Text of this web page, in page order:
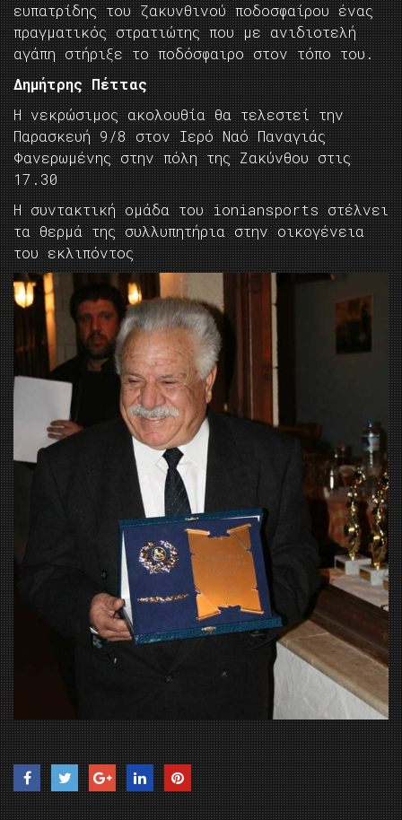
ευπατρίδης του ζακυνθινού ποδοσφαίρου ένας
πραγματικός στρατιώτης που με ανιδιοτελή
αγάπη στήριξε το ποδόσφαιρο στον τόπο του.
Δημήτρης Πέττας
H νεκρώσιμος ακολουθία θα τελεστεί την
Παρασκευή 9/8 στον Ιερό Ναό Παναγιάς
Φανερωμένης στην πόλη της Ζακύνθου στις
17.30
Η συντακτική ομάδα του ioniansports στέλνει
τα θερμά της συλλυπητήρια στην οικογένεια
του εκλιπόντος